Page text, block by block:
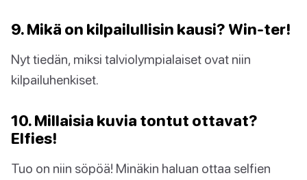
9. Mikä on kilpailullisin kausi? Win-ter!
Nyt tiedän, miksi talviolympialaiset ovat niin
kilpailuhenkiset.
10. Millaisia kuvia tontut ottavat?
Elfies!
Tuo on niin söpöä! Minäkin haluan ottaa selfien